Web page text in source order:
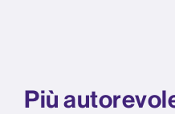
Più